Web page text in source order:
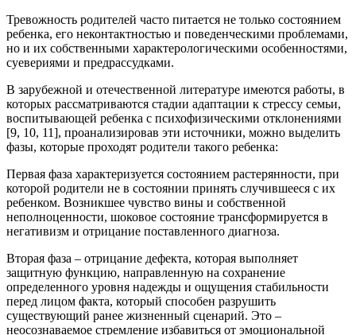
Тревожность родителей часто питается не только состоянием
ребенка, его неконтактностью и поведенческими проблемами,
но и их собственными характерологическими особенностями,
суевериями и предрассудками.
В зарубежной и отечественной литературе имеются работы, в
которых рассматриваются стадии адаптации к стрессу семьи,
воспитывающей ребенка с психофизическими отклонениями
[9, 10, 11], проанализировав эти источники, можно выделить
фазы, которые проходят родители такого ребенка:
Первая фаза характеризуется состоянием растерянности, при
которой родители не в состоянии принять случившееся с их
ребенком. Возникшее чувство вины и собственной
неполноценности, шоковое состояние трансформируется в
негативизм и отрицание поставленного диагноза.
Вторая фаза – отрицание дефекта, которая выполняет
защитную функцию, направленную на сохранение
определенного уровня надежды и ощущения стабильности
перед лицом факта, который способен разрушить
существующий ранее жизненный сценарий. Это –
неосознаваемое стремление избавиться от эмоциональной